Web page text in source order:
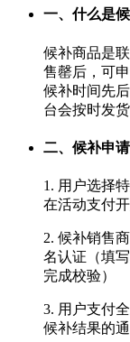
一、什么是
候补商品是
售罄后，可
候补时间先
台会按时发
二、候补申请
1. 用户选择
在活动支付
2. 候补销售
名认证（填
完成校验）
3. 用户支付
候补结果的